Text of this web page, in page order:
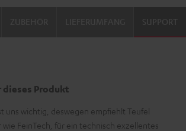
SUPPORT
dieses Produkt
uns wichtig, deswegen empfiehlt Teufel
wie FeinTech, für ein technisch exzellentes